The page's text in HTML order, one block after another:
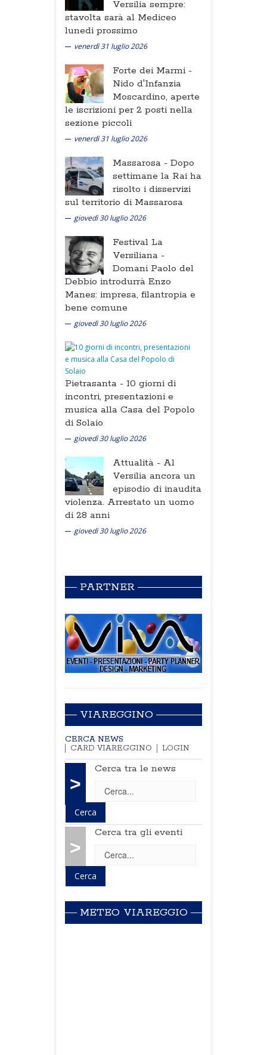
Versilia sempre:
stavolta sarà al Mediceo
lunedi prossimo
venerdì 31 luglio 2026
Forte dei Marmi -
Nido d'Infanzia
Moscardino, aperte
le iscrizioni per 2 posti nella
sezione piccoli
venerdì 31 luglio 2026
Massarosa - Dopo
settimane la Rai ha
risolto i disservizi
sul territorio di Massarosa
giovedì 30 luglio 2026
Festival La
Versiliana -
Domani Paolo del
Debbio introdurrà Enzo
Manes: impresa, filantropia e
bene comune
giovedì 30 luglio 2026
Pietrasanta - 10 giorni di
incontri, presentazioni e
musica alla Casa del Popolo
di Solaio
giovedì 30 luglio 2026
Attualità - Al
Versilia ancora un
episodio di inaudita
violenza. Arrestato un uomo
di 28 anni
giovedì 30 luglio 2026
PARTNER
VIAREGGINO
CERCA NEWS
CARD VIAREGGINO
LOGIN
>
Cerca tra le news
>
Cerca tra gli eventi
METEO VIAREGGIO